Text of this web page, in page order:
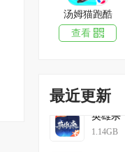
汤姆猫跑酷
查看
最近更新
率土之滨
1.8GB
1.14GB